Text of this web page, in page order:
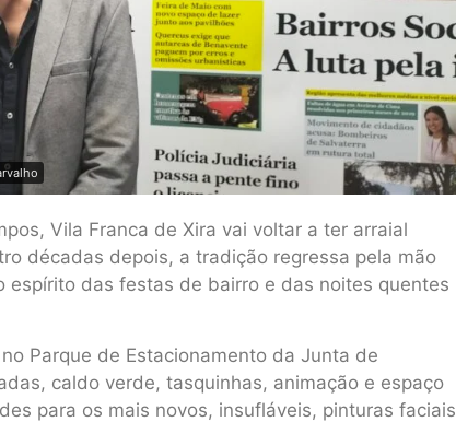
Vila Franca de Xira vai voltar a ter arraial
décadas depois, a tradição regressa pela mão
das festas de bairro e das noites quentes
Parque de Estacionamento da Junta de
caldo verde, tasquinhas, animação e espaço
para os mais novos, insufláveis, pinturas faciais